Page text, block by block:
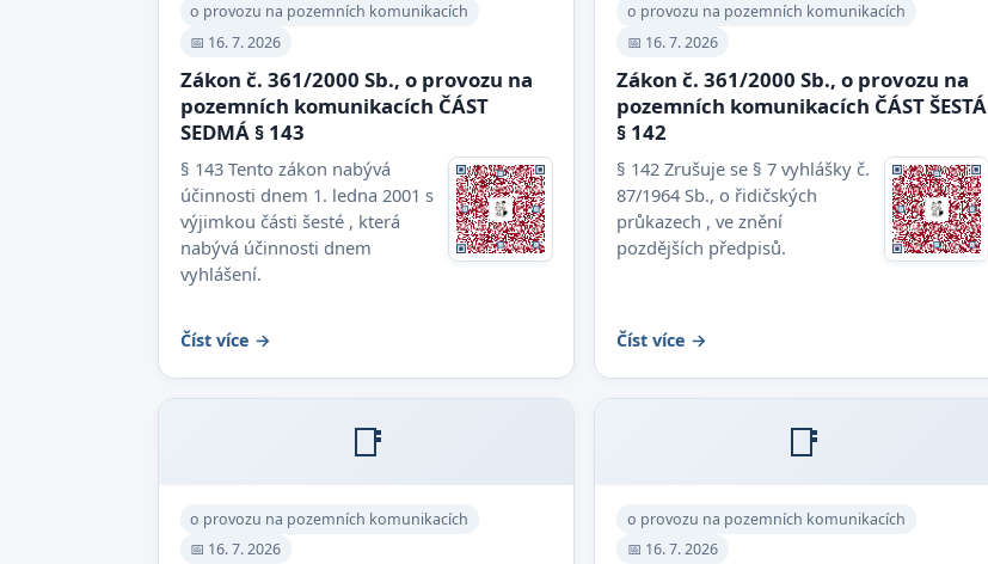
o provozu na pozemních komunikacích
📅 16. 7. 2026
Zákon č. 361/2000 Sb., o provozu na
pozemních komunikacích ČÁST
SEDMÁ § 143
§ 143 Tento zákon nabývá
účinnosti dnem 1. ledna 2001 s
výjimkou části šesté , která
nabývá účinnosti dnem
vyhlášení.
Číst více →
o provozu na pozemních komunikacích
📅 16. 7. 2026
Zákon č. 361/2000 Sb., o provozu na
pozemních komunikacích ČÁST ŠESTÁ
§ 142
§ 142 Zrušuje se § 7 vyhlášky č.
87/1964 Sb., o řidičských
průkazech , ve znění
pozdějších předpisů.
Číst více →
📑
o provozu na pozemních komunikacích
📅 16. 7. 2026
📑
o provozu na pozemních komunikacích
📅 16. 7. 2026